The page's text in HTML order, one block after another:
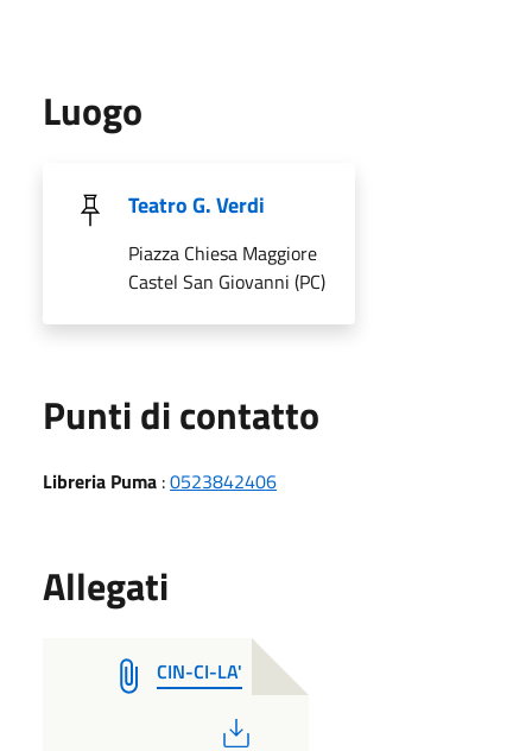
Luogo
Teatro G. Verdi
Piazza Chiesa Maggiore
Castel San Giovanni (PC)
Punti di contatto
Libreria Puma :0523842406
Allegati
CIN-CI-LA'